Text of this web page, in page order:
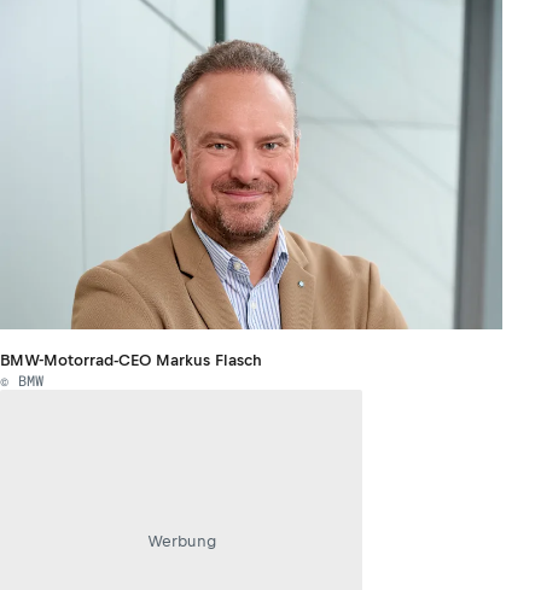
BMW-Motorrad-CEO Markus Flasch
© BMW
Werbung